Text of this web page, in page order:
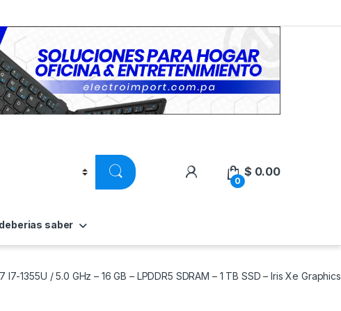
0
$ 0.00
saber
1355U / 5.0 GHz – 16 GB – LPDDR5 SDRAM – 1 TB SSD – Iris Xe